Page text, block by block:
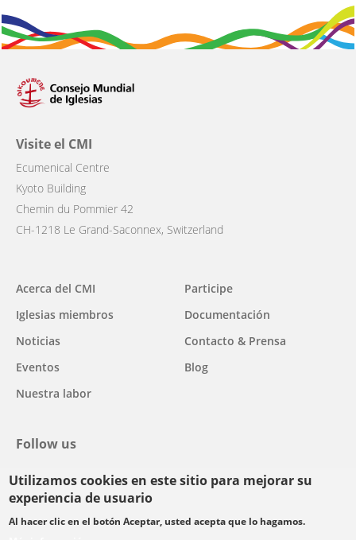
Utilizamos cookies en este sitio para mejorar su
experiencia de usuario
Al hacer clic en el botón Aceptar, usted acepta que lo hagamos.
Visite el CMI
Ecumenical Centre
Kyoto Building
Chemin du Pommier 42
CH-1218 Le Grand-Saconnex, Switzerland
Main
navigation
Acerca del CMI
Iglesias miembros
Noticias
Eventos
Nuestra labor
Participe
Documentación
Contacto & Prensa
Blog
Follow us
facebook
twitteryoutubeyoutubeinstagram
Select